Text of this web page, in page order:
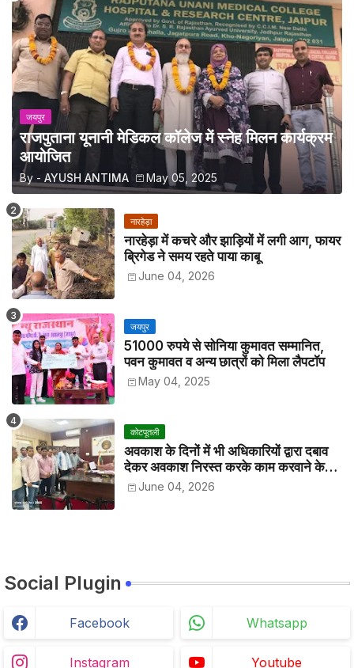
जयपुर
राजपुताना यूनानी मेडिकल कॉलेज में स्नेह मिलन कार्यक्रम
आयोजित
By - AYUSH ANTIMA May 05, 2025
नारहेड़ा
नारहेड़ा में कचरे और झाड़ियों में लगी आग, फायर
ब्रिगेड ने समय रहते पाया काबू
June 04, 2026
जयपुर
51000 रुपये से सोनिया कुमावत सम्मानित,
पवन कुमावत व अन्य छात्रों को मिला लैपटॉप
May 04, 2025
कोटपूतली
अवकाश के दिनों में भी अधिकारियों द्वारा दबाव
देकर अवकाश निरस्त करके काम करवाने के
विरोध में कर्मचारियों ने जिला कलेक्टर को सीएस
June 04, 2026
Social Plugin
Facebook Whatsapp
Instagram Youtube